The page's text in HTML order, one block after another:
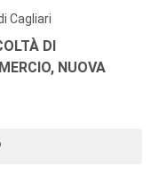
Cagliari
DI
NUOVA